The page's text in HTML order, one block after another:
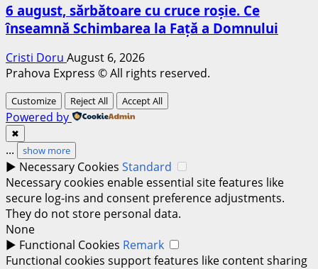
6 august, sărbătoare cu cruce roșie. Ce
înseamnă Schimbarea la Față a Domnului
Cristi Doru August 6, 2026
Prahova Express © All rights reserved.
Customize Reject All Accept All
Powered by
✖
... show more
► Necessary Cookies Standard
Necessary cookies enable essential site features like
secure log-ins and consent preference adjustments.
They do not store personal data.
None
► Functional Cookies Remark
Functional cookies support features like content sharing